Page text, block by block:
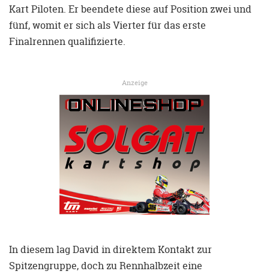
Kart Piloten. Er beendete diese auf Position zwei und
fünf, womit er sich als Vierter für das erste
Finalrennen qualifizierte.
Anzeige
In diesem lag David in direktem Kontakt zur
Spitzengruppe, doch zu Rennhalbzeit eine